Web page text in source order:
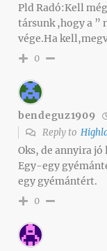
Pld Radó:Kell
társunk ,hogy a ”
vége.Ha
0
bendeguz1909
Reply to
Oks, de annyira
Egy-egy
egy gyémántért.
0